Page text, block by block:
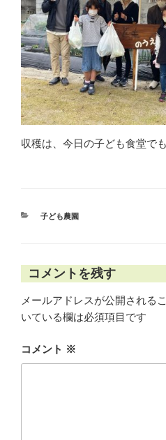
収穫は、今日の子ども食堂で
カ
ー
子ども農園
コメントを残す
メールアドレスが公開される
いている欄は必須項目です
コメント ※